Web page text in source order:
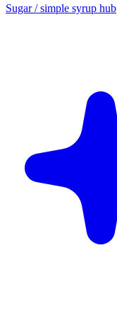
Sugar / simple syrup hub